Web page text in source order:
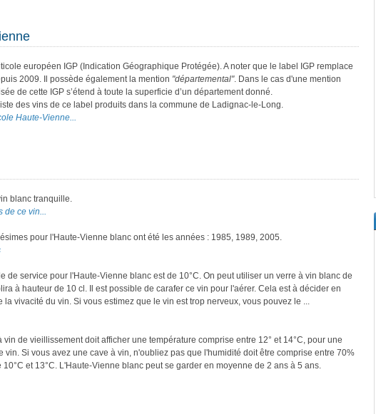
européen IGP (Indication Géographique Protégée). A noter que le label IGP remplace
2009. Il possède également la mention "départemental". Dans le cas d'une mention
de cette IGP s’étend à toute la superficie d’un département donné.
des vins de ce label produits dans la commune de Ladignac-le-Long.
Haute-Vienne...
blanc tranquille.
de ce vin...
pour l'Haute-Vienne blanc ont été les années : 1985, 1989, 2005.
de service pour l'Haute-Vienne blanc est de 10°C. On peut utiliser un verre à vin blanc de
à hauteur de 10 cl. Il est possible de carafer ce vin pour l'aérer. Cela est à décider en
vivacité du vin. Si vous estimez que le vin est trop nerveux, vous pouvez le ...
vin de vieillissement doit afficher une température comprise entre 12° et 14°C, pour une
vin. Si vous avez une cave à vin, n'oubliez pas que l'humidité doit être comprise entre 70%
et 13°C. L'Haute-Vienne blanc peut se garder en moyenne de 2 ans à 5 ans.